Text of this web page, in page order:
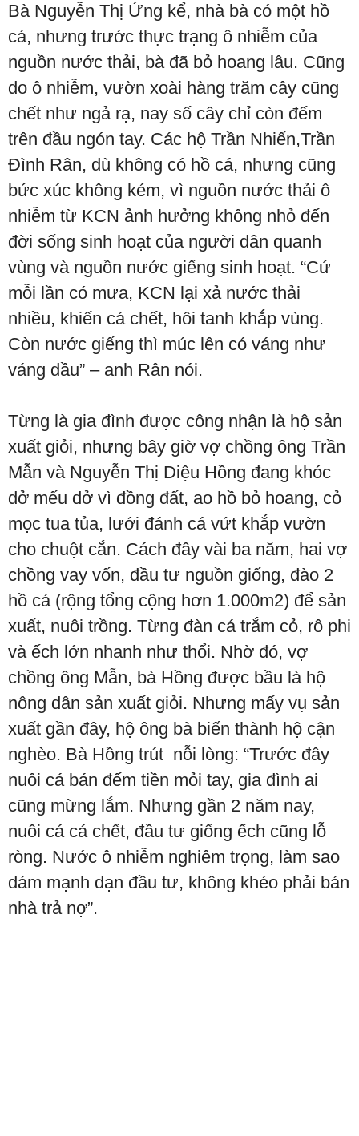
Bà Nguyễn Thị Ứng kể, nhà bà có một hồ
cá, nhưng trước thực trạng ô nhiễm của
nguồn nước thải, bà đã bỏ hoang lâu. Cũng
do ô nhiễm, vườn xoài hàng trăm cây cũng
chết như ngả rạ, nay số cây chỉ còn đếm
trên đầu ngón tay. Các hộ Trần Nhiến,Trần
Đình Rân, dù không có hồ cá, nhưng cũng
bức xúc không kém, vì nguồn nước thải ô
nhiễm từ KCN ảnh hưởng không nhỏ đến
đời sống sinh hoạt của người dân quanh
vùng và nguồn nước giếng sinh hoạt. “Cứ
mỗi lần có mưa, KCN lại xả nước thải
nhiều, khiến cá chết, hôi tanh khắp vùng.
Còn nước giếng thì múc lên có váng như
váng dầu” – anh Rân nói.
Từng là gia đình được công nhận là hộ sản
xuất giỏi, nhưng bây giờ vợ chồng ông Trần
Mẫn và Nguyễn Thị Diệu Hồng đang khóc
dở mếu dở vì đồng đất, ao hồ bỏ hoang, cỏ
mọc tua tủa, lưới đánh cá vứt khắp vườn
cho chuột cắn. Cách đây vài ba năm, hai vợ
chồng vay vốn, đầu tư nguồn giống, đào 2
hồ cá (rộng tổng cộng hơn 1.000m2) để sản
xuất, nuôi trồng. Từng đàn cá trắm cỏ, rô phi
và ếch lớn nhanh như thổi. Nhờ đó, vợ
chồng ông Mẫn, bà Hồng được bầu là hộ
nông dân sản xuất giỏi. Nhưng mấy vụ sản
xuất gần đây, hộ ông bà biến thành hộ cận
nghèo. Bà Hồng trút nỗi lòng: “Trước đây
nuôi cá bán đếm tiền mỏi tay, gia đình ai
cũng mừng lắm. Nhưng gần 2 năm nay,
nuôi cá cá chết, đầu tư giống ếch cũng lỗ
ròng. Nước ô nhiễm nghiêm trọng, làm sao
dám mạnh dạn đầu tư, không khéo phải bán
nhà trả nợ”.